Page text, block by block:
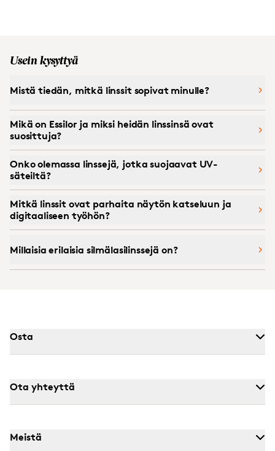
Usein kysyttyä
Mistä tiedän, mitkä linssit sopivat minulle?
Mikä on Essilor ja miksi heidän linssinsä ovat
suosittuja?
Onko olemassa linssejä, jotka suojaavat UV-
säteiltä?
Mitkä linssit ovat parhaita näytön katseluun ja
digitaaliseen työhön?
Millaisia erilaisia silmälasilinssejä on?
Osta
Ota yhteyttä
Meistä